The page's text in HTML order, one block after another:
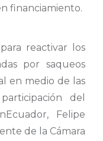
financiamiento.
reactivar los
por saqueos
en medio de las
del
Felipe
de la Cámara